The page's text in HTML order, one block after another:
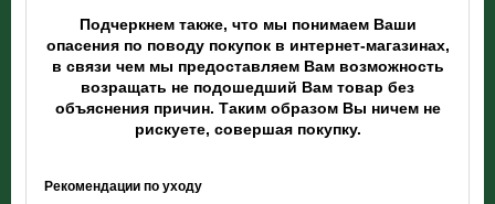
Подчеркнем также, что мы понимаем Ваши
опасения по поводу покупок в интернет-магазинах,
в связи чем мы предоставляем Вам возможность
возращать не подошедший Вам товар без
объяснения причин. Таким образом Вы ничем не
рискуете, совершая покупку.
Рекомендации по уходу